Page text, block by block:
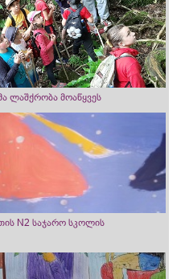
ლაშქრობა მოაწყვეს
N2 საჯარო სკოლის